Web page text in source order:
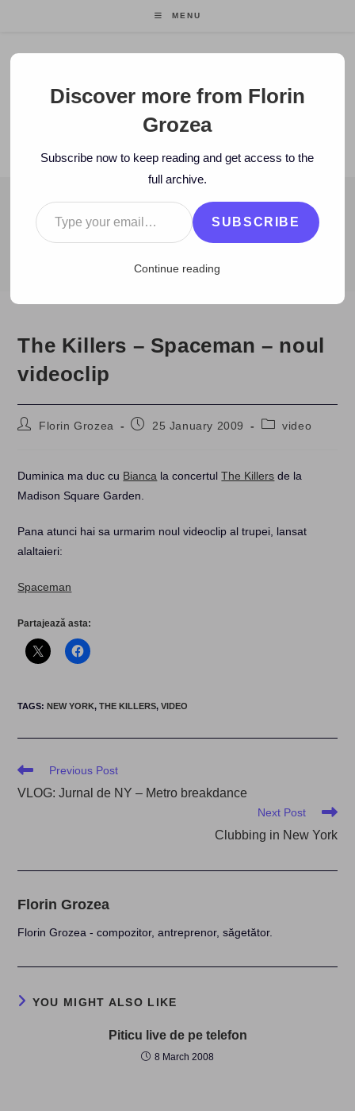
MENU
Florin Grozea
ENTREPRENEUR. FOUNDER/CEO MOCAPP.
BLOG
2009 > January > 25 > video The Killers – Spaceman – noul
The Killers – Spaceman – noul
videoclip
PostFlorin Grozea
Post25 January 2009
Postvideo
Duminica ma duc cu Bianca la concertulThe Killers de la
Madison Square Garden.
Pana atunci hai sa urmarim noul videoclip al trupei, lansat
alaltaieri:
Spaceman
Partajează asta:
TAGS:NEW YORK, THE KILLERS, VIDEO
Read
articles
Previous Post
VLOG: Jurnal de NY – Metro breakdance
Next Post
Clubbing in New York
Florin Grozea
Florin Grozea - compozitor, antreprenor, săgetător.
YOU MIGHT ALSO LIKE
Piticu live de pe telefon
8 March 2008
Discover more from Florin
Grozea
Subscribe now to keep reading and get access to the
full archive.
Type your email…
SUBSCRIBE
Continue reading